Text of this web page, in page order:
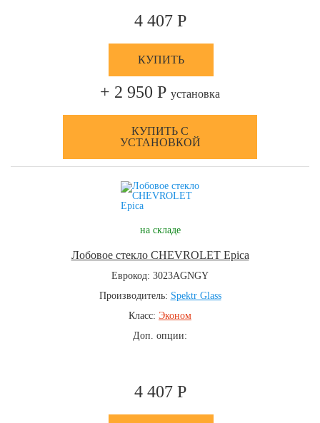
4 407 Р
КУПИТЬ
+ 2 950 Р установка
КУПИТЬ С
УСТАНОВКОЙ
на складе
Лобовое стекло CHEVROLET Epica
Еврокод: 3023AGNGY
Производитель: Spektr Glass
Класс: Эконом
Доп. опции:
4 407 Р